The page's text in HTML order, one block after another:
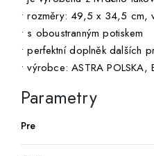
• rozměry: 49,5 x 34,5 cm,
• s oboustranným potiskem
• perfektní doplněk dalších
• výrobce: ASTRA POLSKA,
Parametry
Pre